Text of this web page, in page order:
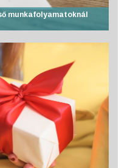
munkafolyamatoknál